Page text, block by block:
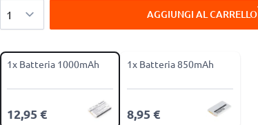
AGGIUNGI AL CARRELLO
1x Batteria 1000mAh
12,95 €
1x Batteria 850mAh
8,95 €